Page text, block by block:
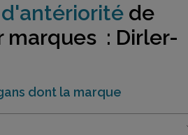
de
marques : Dirler-
dont la marque